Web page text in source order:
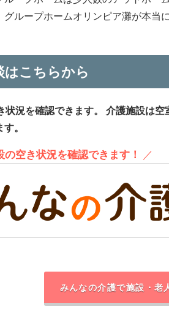
ループホームオリンピア灘が本当
はこちらから
況を確認できます。
介護施設は空
。
空き状況を確認できます！ ／
みんなの介護で施設・老